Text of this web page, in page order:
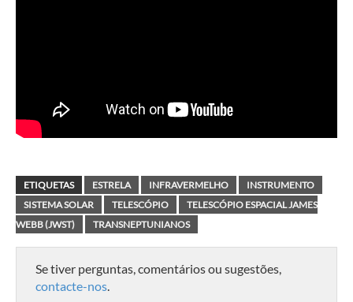
ETIQUETAS ESTRELA INFRAVERMELHO
INSTRUMENTO
SISTEMA SOLAR
TELESCÓPIO
TELESCÓPIO ESPACIAL JAMES
WEBB (JWST)
TRANSNEPTUNIANOS
Se tiver perguntas, comentários ou sugestões,
contacte-nos.